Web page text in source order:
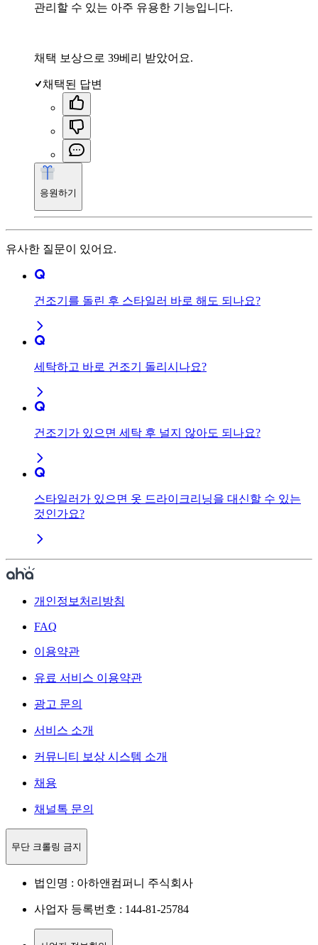
관리할 수 있는 아주 유용한 기능입니다.
채택 보상으로 39베리 받았어요.
채택된 답변
응원하기
유사한 질문이 있어요.
건조기를 돌린 후 스타일러 바로 해도 되나요?
세탁하고 바로 건조기 돌리시나요?
건조기가 있으면 세탁 후 널지 않아도 되나요?
스타일러가 있으면 옷 드라이크리닝을 대신할 수 있는
것인가요?
개인정보처리방침
FAQ
이용약관
유료 서비스 이용약관
광고 문의
서비스 소개
커뮤니티 보상 시스템 소개
채용
채널톡 문의
무단 크롤링 금지
법인명 : 아하앤컴퍼니 주식회사
사업자 등록번호 : 144-81-25784